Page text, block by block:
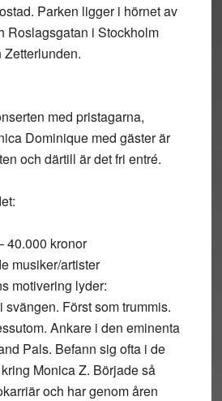
Parken ligger i hörnet av
Roslagsgatan i Stockholm
med pristagarna,
Dominique med gäster är
och därtill är det fri entré.
40.000 kronor
musiker/artister
motivering lyder:
svängen. Först som trummis.
Ankare i den eminenta
Pals. Befann sig ofta i de
Monica Z. Började så
och har genom åren